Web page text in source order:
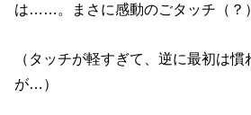
は……。まさに感動のごタッチ（？
（タッチが軽すぎて、逆に最初は慣
が…）